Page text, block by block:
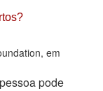
em
pode